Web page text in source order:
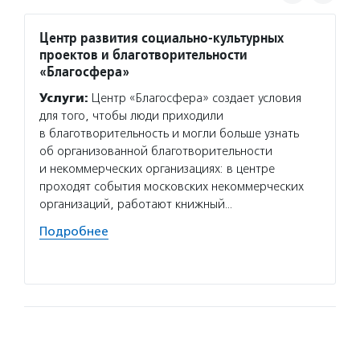
Центр развития социально-культурных
проектов и благотворительности
«Благосфера»
Услуги: Центр «Благосфера» создает условия
для того, чтобы люди приходили
в благотворительность и могли больше узнать
об организованной благотворительности
и некоммерческих организациях: в центре
проходят события московских некоммерческих
организаций, работают книжный…
Подробнее